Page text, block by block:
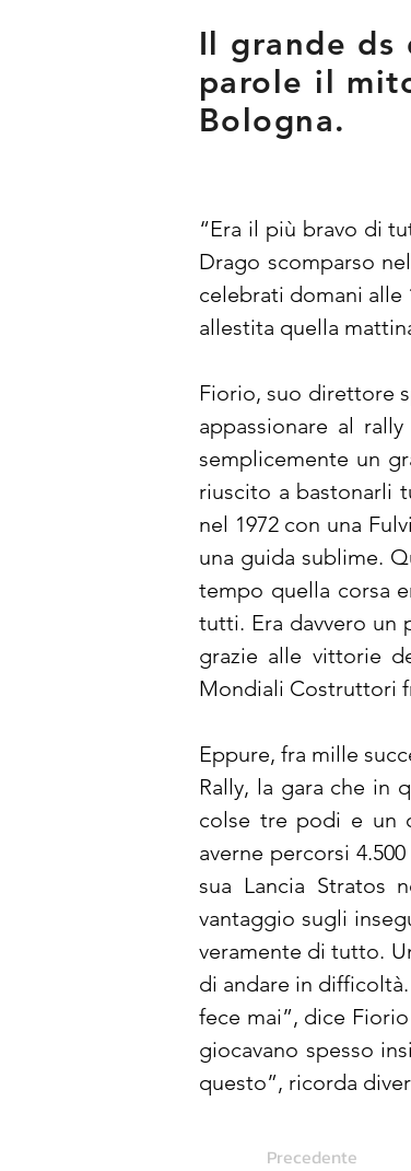
Il grande ds
parole il
Bologna.
“Era il più bravo di
Drago scomparso
celebrati domani alle
allestita quella
Fiorio, suo direttore
appassionare al
semplicemente un
riuscito a bastonarli
nel 1972 con una
una guida sublime.
tempo quella corsa
tutti. Era davvero un
grazie alle vittorie
Mondiali Costruttori
Eppure, fra mille
Rally, la gara che in
colse tre podi e un
averne percorsi
sua Lancia Stratos
vantaggio sugli
veramente di tutto.
di andare in
fece mai”, dice
giocavano spesso
questo”, ricorda
Precedente